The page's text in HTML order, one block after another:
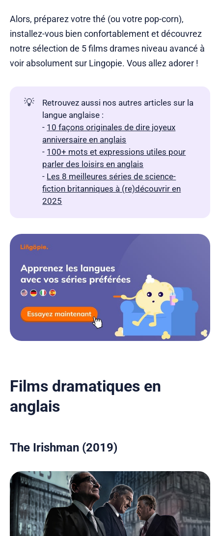
Alors, préparez votre thé (ou votre pop-corn),
installez-vous bien confortablement et découvrez
notre sélection de 5 films drames niveau avancé à
voir absolument sur Lingopie. Vous allez adorer !
💡
Retrouvez aussi nos autres articles sur la
langue anglaise :
- 10 façons originales de dire joyeux
anniversaire en anglais
- 100+ mots et expressions utiles pour
parler des loisirs en anglais
- Les 8 meilleures séries de science-
fiction britanniques à (re)découvrir en
2025
Films dramatiques en
anglais
The Irishman (2019)